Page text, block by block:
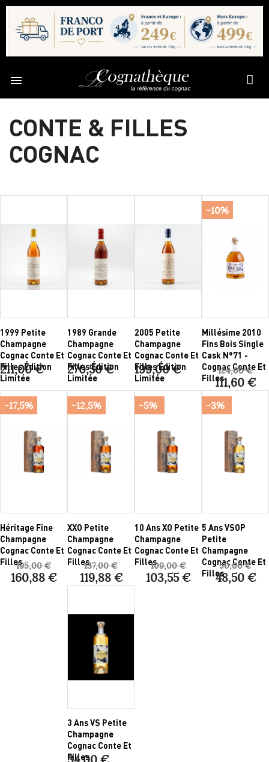

CONTE & FILLES
COGNAC
1999 Petite
Champagne
Cognac Conte Et
Filles Édition
Limitée
211,00 €
1989 Grande
Champagne
Cognac Conte Et
Filles Édition
Limitée
270,50 €
2005 Petite
Champagne
Cognac Conte Et
Filles Édition
Limitée
199,00 €
Millésime 2010
Fins Bois Single
Cask N°71 -
Cognac Conte Et
Filles
124,00 €
111,60 €
-10%
Héritage Fine
Champagne
Cognac Conte Et
Filles195,00 €
160,88 €
-17,5%
XXO Petite
Champagne
Cognac Conte Et
Filles137,00 €
119,88 €
-12,5%
10 Ans XO Petite
Champagne
Cognac Conte Et
Filles109,00 €
103,55 €
-5%
5 Ans VSOP
Petite
Champagne
Cognac Conte Et
Filles
50,00 €
48,50 €
-3%
3 Ans VS Petite
Champagne
Cognac Conte Et
Filles